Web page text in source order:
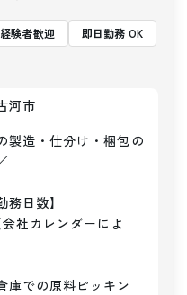
験者歓迎
即日勤務 OK
河市
製造・仕分け・梱包の
務日数】
社カレンダーによ
庫での原料ピッキン